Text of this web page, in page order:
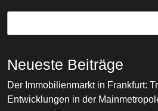
EU
Neueste Beiträge
Der Immobilienmarkt in Frankfurt:
Entwicklungen in der